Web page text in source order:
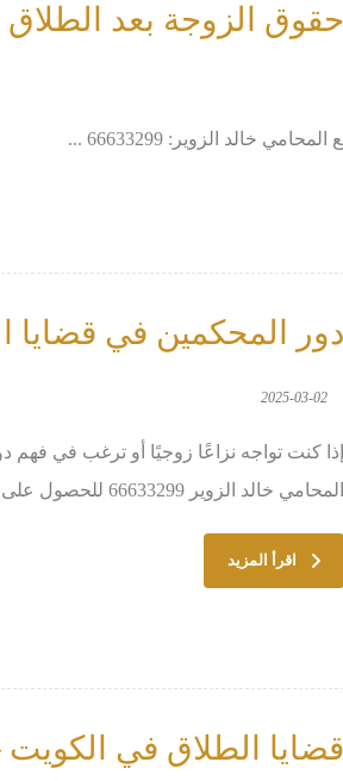
حقوق الزوجة بعد
خالد الزوير: 66633299 ...
دور المحكمين في قضايا
2025-03-02
إذا كنت تواجه نزاعًا زوجيًا أو ترغب في فهم
المحامي خالد الزوير 66633299 للحصول على استشارة قانونية متخصصة. ...
اقرأ المزيد
قضايا الطلاق في الكويت